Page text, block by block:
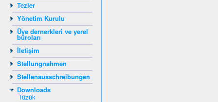
Tezler
Yönetim Kurulu
Üye dernerkleri ve yerel
büroları
İletişim
Stellungnahmen
Stellenausschreibungen
Downloads
Tüzük